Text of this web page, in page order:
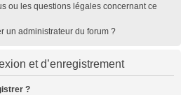
ou les questions légales concernant ce
un administrateur du forum ?
et d’enregistrement
?